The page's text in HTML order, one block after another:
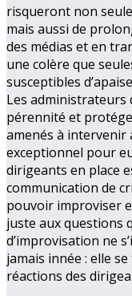
risqueront non
mais aussi de
des médias et en
une colère que
susceptibles
Les administrateurs
pérennité et
amenés à intervenir
exceptionnel pour
dirigeants en place
communication de
pouvoir improviser
juste aux questions
d’improvisation ne
jamais innée : elle
réactions des